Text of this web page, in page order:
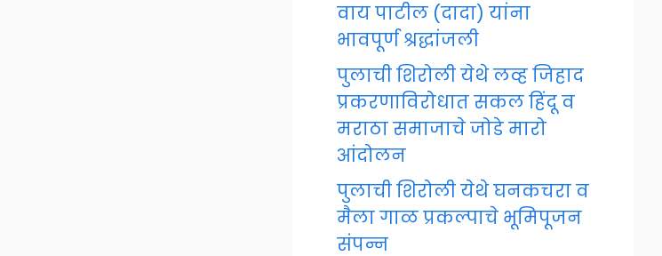
वाय पाटील (दादा) यांना
भावपूर्ण श्रद्धांजली
पुलाची शिरोली येथे लव्ह जिहाद
प्रकरणाविरोधात सकल हिंदू व
मराठा समाजाचे जोडे मारो
आंदोलन
पुलाची शिरोली येथे घनकचरा व
मैला गाळ प्रकल्पाचे भूमिपूजन
संपन्न